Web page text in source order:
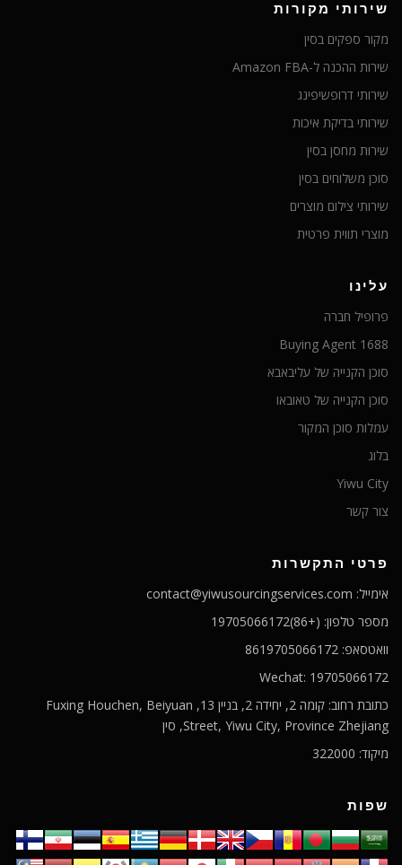
שירותי מקורות
מקור ספקים בסין
שירות ההכנה ל-Amazon FBA
שירותי דרופשיפינג
שירותי בדיקת איכות
שירות מחסן בסין
סוכן משלוחים בסין
שירותי צילום מוצרים
מוצרי תווית פרטית
עלינו
פרופיל חברה
1688 Buying Agent
סוכן הקנייה של עליבאבא
סוכן הקנייה של טאובאו
עמלות סוכן המקור
בלוג
Yiwu City
צור קשר
פרטי התקשרות
אימייל: contact@yiwusourcingservices.com
מספר טלפון: (+86)19705066172
וואטסאפ: 8619705066172
Wechat: 19705066172
כתובת רחוב: קומה 2, יחידה 2, בניין 13, Fuxing Houchen, Beiyuan
Street, Yiwu City, Province Zhejiang, סין
מיקוד: 322000
שפות